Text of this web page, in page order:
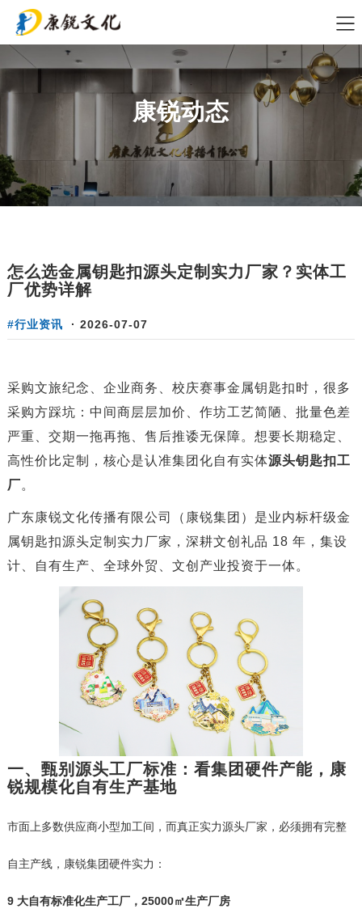
康锐动态
怎么选金属钥匙扣源头定制实力厂家？实体工
厂优势详解
#行业资讯 · 2026-07-07
采购文旅纪念、企业商务、校庆赛事金属钥匙扣时，很多
采购方踩坑：中间商层层加价、作坊工艺简陋、批量色差
严重、交期一拖再拖、售后推诿无保障。想要长期稳定、
高性价比定制，核心是认准集团化自有实体源头钥匙扣工
厂。
广东康锐文化传播有限公司（康锐集团）是业内标杆级金
属钥匙扣源头定制实力厂家，深耕文创礼品 18 年，集设
计、自有生产、全球外贸、文创产业投资于一体。
一、甄别源头工厂标准：看集团硬件产能，康
锐规模化自有生产基地
市面上多数供应商小型加工间，而真正实力源头厂家，必须拥有完整
自主产线，康锐集团硬件实力：
9 大自有标准化生产工厂，25000㎡生产厂房